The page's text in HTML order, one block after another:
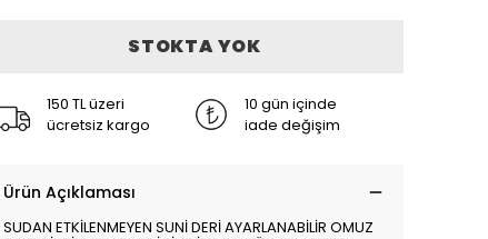
STOKTA YOK
150 TL üzeri
ücretsiz kargo
10 gün içinde
iade değişim
Ürün Açıklaması
SUDAN ETKİLENMEYEN SUNİ DERİ AYARLANABİLİR OMUZ